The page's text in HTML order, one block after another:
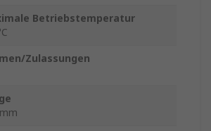
Betriebstemperatur
Zulassungen